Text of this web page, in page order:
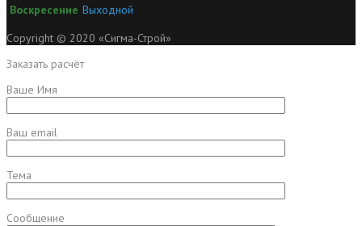
Воскресение Выходной
Copyright © 2020 «Сигма-Строй»
Заказать расчёт
Ваше Имя
Ваш email
Тема
Сообщение